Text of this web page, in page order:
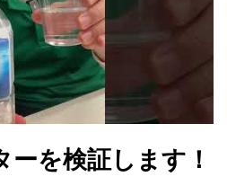
ーを検証します！